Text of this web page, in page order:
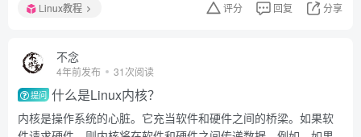
Linux教程 评分 回复 分享
不念
4年前发布 31次阅读
提问 什么是Linux内核？
内核是操作系统的心脏。它充当软件和硬件之间的桥梁。如果软